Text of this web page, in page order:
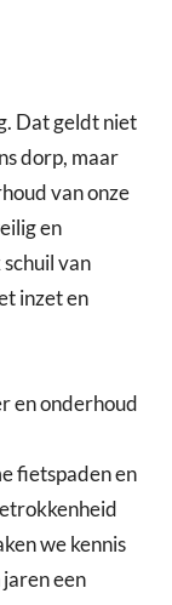
Dat geldt niet
dorp, maar
van onze
en
van
inzet en
en onderhoud
fietspaden en
we kennis
een